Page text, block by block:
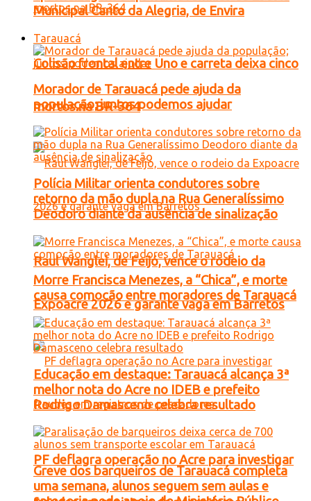
Colisão frontal entre Uno e carreta deixa cinco
mortos na BR-364
Raul Wanglei, de Feijó, vence o rodeio da
Expoacre 2026 e garante vaga em Barretos
PF deflagra operação no Acre para investigar
Municipal Canto da Alegria, de Envira
Tarauacá
Morador de Tarauacá pede ajuda da
população; juntos podemos ajudar
Polícia Militar orienta condutores sobre
retorno da mão dupla na Rua Generalíssimo
Deodoro diante da ausência de sinalização
Morre Francisca Menezes, a “Chica”, e morte
causa comoção entre moradores de Tarauacá
Educação em destaque: Tarauacá alcança 3ª
melhor nota do Acre no IDEB e prefeito
Rodrigo Damasceno celebra resultado
Greve dos barqueiros de Tarauacá completa
uma semana, alunos seguem sem aulas e